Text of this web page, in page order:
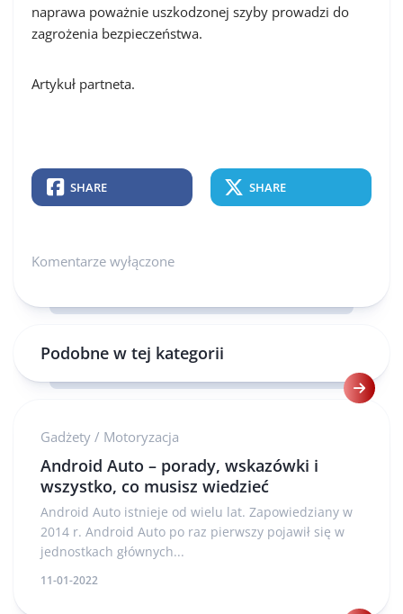
naprawa poważnie uszkodzonej szyby prowadzi do
zagrożenia bezpieczeństwa.
Artykuł partneta.
SHARE SHARE
Komentarze wyłączone
Podobne w tej kategorii
Gadżety / Motoryzacja
Android Auto – porady, wskazówki i
wszystko, co musisz wiedzieć
Android Auto istnieje od wielu lat. Zapowiedziany w
2014 r. Android Auto po raz pierwszy pojawił się w
jednostkach głównych...
11-01-2022